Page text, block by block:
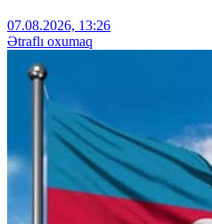
07.08.2026, 13:26
Ətraflı oxumaq